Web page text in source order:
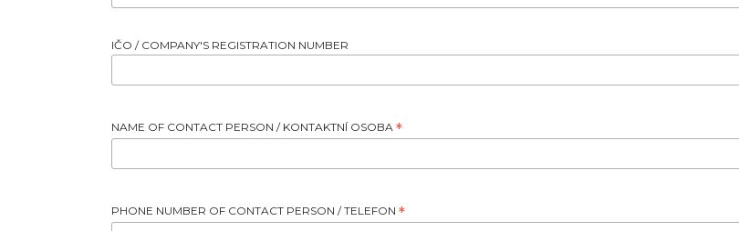
IČO / COMPANY'S REGISTRATION NUMBER
NAME OF CONTACT PERSON / KONTAKTNÍ OSOBA *
PHONE NUMBER OF CONTACT PERSON / TELEFON *